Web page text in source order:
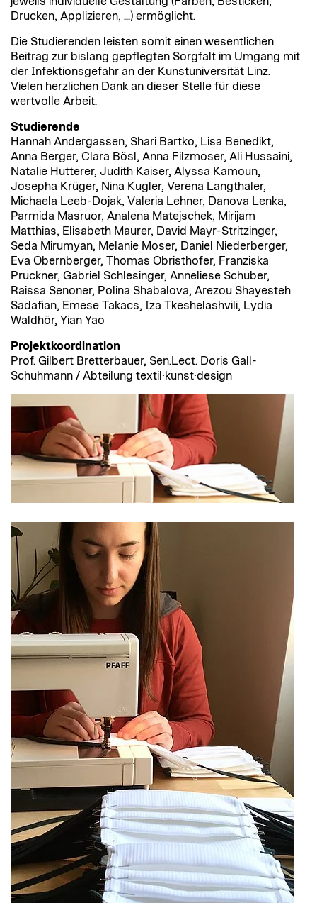
Drucken, Applizieren, ...) ermöglicht.
Die Studierenden leisten somit einen wesentlichen
Beitrag zur bislang gepflegten Sorgfalt im Umgang mit
der Infektionsgefahr an der Kunstuniversität Linz.
Vielen herzlichen Dank an dieser Stelle für diese
wertvolle Arbeit.
Studierende
Hannah Andergassen, Shari Bartko, Lisa Benedikt,
Anna Berger, Clara Bösl, Anna Filzmoser, Ali Hussaini,
Natalie Hutterer, Judith Kaiser, Alyssa Kamoun,
Josepha Krüger, Nina Kugler, Verena Langthaler,
Michaela Leeb-Dojak, Valeria Lehner, Danova Lenka,
Parmida Masruor, Analena Matejschek, Mirijam
Matthias, Elisabeth Maurer, David Mayr-Stritzinger,
Seda Mirumyan, Melanie Moser, Daniel Niederberger,
Eva Obernberger, Thomas Obristhofer, Franziska
Pruckner, Gabriel Schlesinger, Anneliese Schuber,
Raissa Senoner, Polina Shabalova, Arezou Shayesteh
Sadafian, Emese Takacs, Iza Tkeshelashvili, Lydia
Waldhör, Yian Yao
Projektkoordination
Prof. Gilbert Bretterbauer, Sen.Lect. Doris Gall-
Schuhmann / Abteilung textil·kunst·design